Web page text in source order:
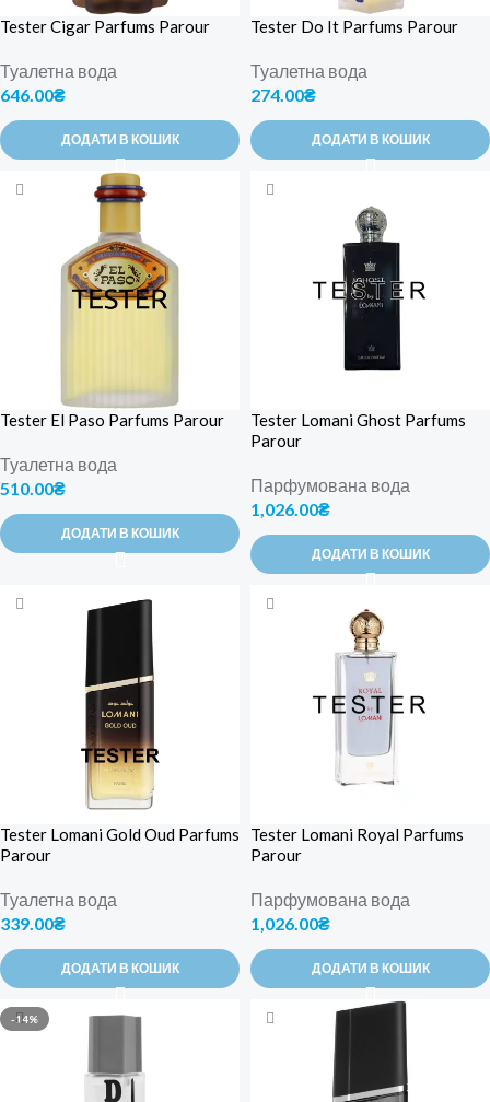
Tester Cigar Parfums Parour
Туалетна вода
646.00₴
ДОДАТИ В КОШИК
Tester Do It Parfums Parour
Туалетна вода
274.00₴
ДОДАТИ В КОШИК
Tester El Paso Parfums Parour
Туалетна вода
510.00₴
ДОДАТИ В КОШИК
Tester Lomani Ghost Parfums
Parour
Парфумована вода
1,026.00₴
ДОДАТИ В КОШИК
Tester Lomani Gold Oud Parfums
Parour
Туалетна вода
339.00₴
ДОДАТИ В КОШИК
Tester Lomani Royal Parfums
Parour
Парфумована вода
1,026.00₴
ДОДАТИ В КОШИК
-14%